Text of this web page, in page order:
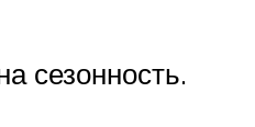
сезонность.